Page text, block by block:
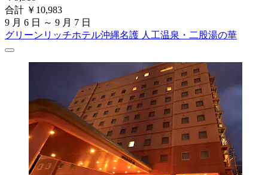
合計 ￥10,983
9 月 6 日 ～ 9 月 7 日
グリーンリッチホテル沖縄名護 人工温泉・二股湯の華